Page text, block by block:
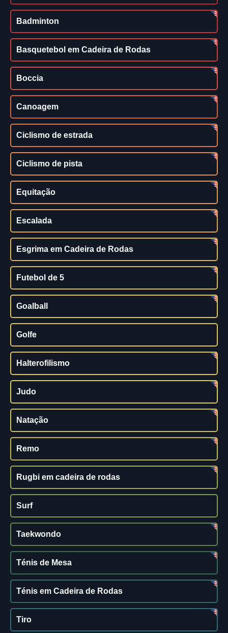
Badminton
Basquetebol em Cadeira de Rodas
Boccia
Canoagem
Ciclismo de estrada
Ciclismo de pista
Equitação
Escalada
Esgrima em Cadeira de Rodas
Futebol de 5
Goalball
Golfe
Halterofilismo
Judo
Natação
Remo
Rugbi em cadeira de rodas
Surf
Taekwondo
Ténis de Mesa
Ténis em Cadeira de Rodas
Tiro